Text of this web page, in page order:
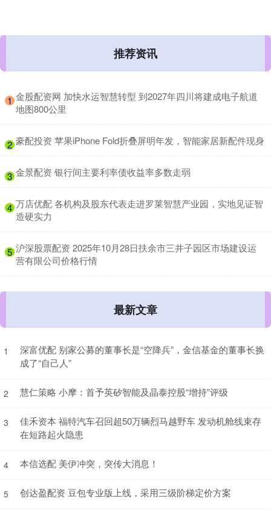
推荐资讯
1 ​金股配资网 加快水运智慧转型 到2027年四川将建成电子航道
地图800公里
2 ​豪配投资 苹果iPhone Fold折叠屏明年发，智能家居新配件现身
3 ​金景配资 银行间主要利率债收益率多数走弱
4 ​万店优配 各机构及股东代表走进罗莱智慧产业园，实地见证智
造硬实力
5 ​沪深股票配资 2025年10月28日扶余市三井子园区市场建设运
营有限公司价格行情
最新文章
1
深富优配 别家公募的董事长是“空降兵”，金信基金的董事长换
成了“自己人”
2 慧仁策略 小摩：首予英矽智能及晶泰控股“增持”评级
3
佳禾资本 福特汽车召回超50万辆烈马越野车 发动机舱线束存
在短路起火隐患
4 本信选配 美伊冲突，突传大消息！
5 创达盈配资 豆包专业版上线，采用三级阶梯定价方案